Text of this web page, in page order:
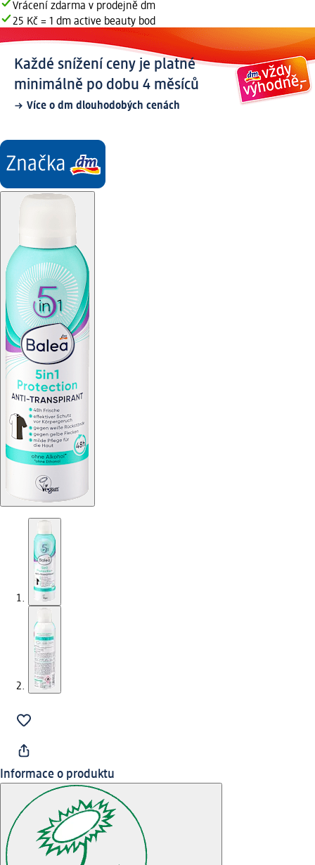
Vrácení zdarma v prodejně dm
25 Kč = 1 dm active beauty bod
Každé snížení ceny je platné
minimálně po dobu 4 měsíců
Více o dm dlouhodobých cenách
Informace o produktu